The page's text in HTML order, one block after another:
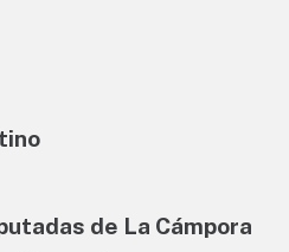
de La Cámpora